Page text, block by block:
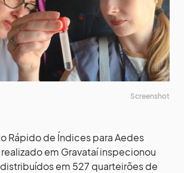
Screenshot
Rápido de Índices para Aedes
em Gravataí inspecionou
em 527 quarteirões de